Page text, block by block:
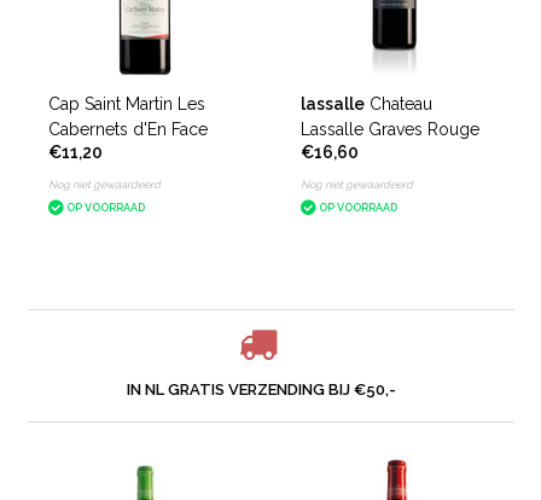
Cap Saint Martin Les
Cabernets d'En Face
€11,20
Nog niet gewaardeerd
OP VOORRAAD
lassalle Chateau
Lassalle Graves Rouge
€16,60
Nog niet gewaardeerd
OP VOORRAAD
IN NL GRATIS VERZENDING BIJ €50,-